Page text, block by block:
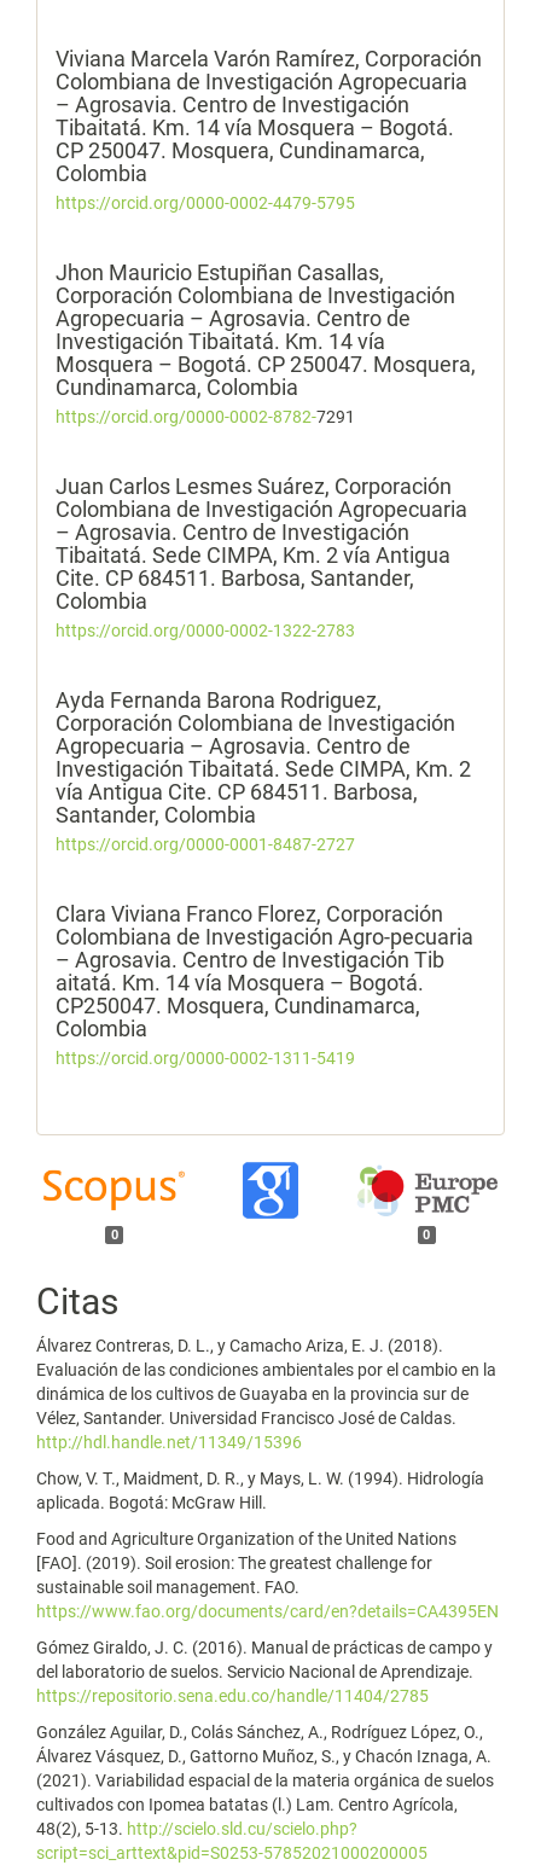
Viviana Marcela Varón Ramírez, Corporación
Colombiana de Investigación Agropecuaria
– Agrosavia. Centro de Investigación
Tibaitatá. Km. 14 vía Mosquera – Bogotá.
CP 250047. Mosquera, Cundinamarca,
Colombia
https://orcid.org/0000-0002-4479-5795
Jhon Mauricio Estupiñan Casallas,
Corporación Colombiana de Investigación
Agropecuaria – Agrosavia. Centro de
Investigación Tibaitatá. Km. 14 vía
Mosquera – Bogotá. CP 250047. Mosquera,
Cundinamarca, Colombia
https://orcid.org/0000-0002-8782-7291
Juan Carlos Lesmes Suárez, Corporación
Colombiana de Investigación Agropecuaria
– Agrosavia. Centro de Investigación
Tibaitatá. Sede CIMPA, Km. 2 vía Antigua
Cite. CP 684511. Barbosa, Santander,
Colombia
https://orcid.org/0000-0002-1322-2783
Ayda Fernanda Barona Rodriguez,
Corporación Colombiana de Investigación
Agropecuaria – Agrosavia. Centro de
Investigación Tibaitatá. Sede CIMPA, Km. 2
vía Antigua Cite. CP 684511. Barbosa,
Santander, Colombia
https://orcid.org/0000-0001-8487-2727
Clara Viviana Franco Florez, Corporación
Colombiana de Investigación Agro-pecuaria
– Agrosavia. Centro de Investigación Tib
aitatá. Km. 14 vía Mosquera – Bogotá.
CP250047. Mosquera, Cundinamarca,
Colombia
https://orcid.org/0000-0002-1311-5419
0 0
Citas
Álvarez Contreras, D. L., y Camacho Ariza, E. J. (2018).
Evaluación de las condiciones ambientales por el cambio en la
dinámica de los cultivos de Guayaba en la provincia sur de
Vélez, Santander. Universidad Francisco José de Caldas.
http://hdl.handle.net/11349/15396
Chow, V. T., Maidment, D. R., y Mays, L. W. (1994). Hidrología
aplicada. Bogotá: McGraw Hill.
Food and Agriculture Organization of the United Nations
[FAO]. (2019). Soil erosion: The greatest challenge for
sustainable soil management. FAO.
https://www.fao.org/documents/card/en?details=CA4395EN
Gómez Giraldo, J. C. (2016). Manual de prácticas de campo y
del laboratorio de suelos. Servicio Nacional de Aprendizaje.
https://repositorio.sena.edu.co/handle/11404/2785
González Aguilar, D., Colás Sánchez, A., Rodríguez López, O.,
Álvarez Vásquez, D., Gattorno Muñoz, S., y Chacón Iznaga, A.
(2021). Variabilidad espacial de la materia orgánica de suelos
cultivados con Ipomea batatas (l.) Lam. Centro Agrícola,
48(2), 5-13. http://scielo.sld.cu/scielo.php?
script=sci_arttext&pid=S0253-57852021000200005